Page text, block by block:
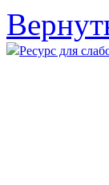
Ресурс для